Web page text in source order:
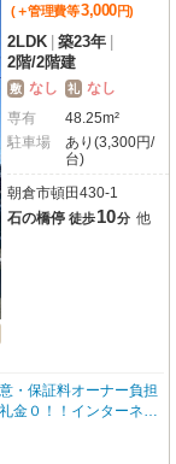
(＋管理費等3,000円)
2LDK 築23年
2階/2階建
敷 なし 礼 なし
専有
48.25m²
駐車場
あり(3,300円/
台)
朝倉市頓田430-1
石の橋停 徒歩10分 他
・保証料オーナー負担
金０！！インターネッ